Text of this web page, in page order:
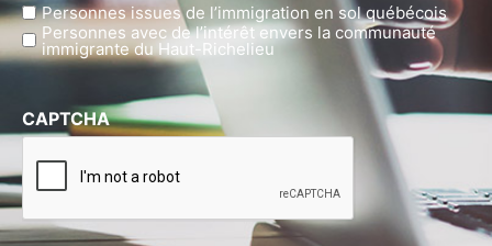
Personnes issues de l’immigration en sol québécois
Personnes avec de l’intérêt envers la communauté
immigrante du Haut-Richelieu
CAPTCHA